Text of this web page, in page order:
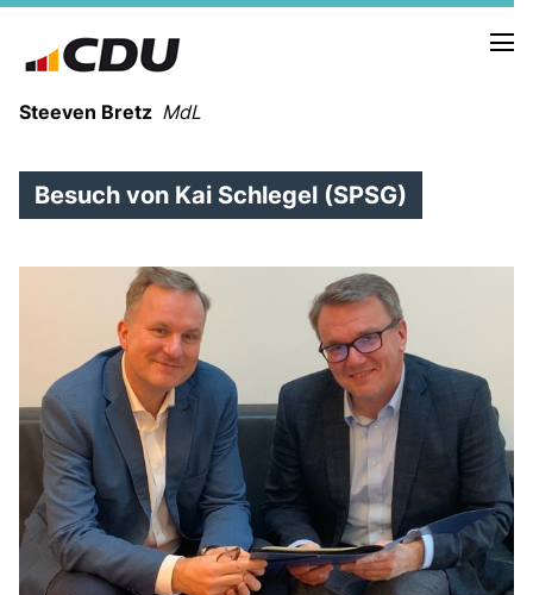
Steeven Bretz MdL
WAHLKREISBESUCHE
PRESSEFOTOS
MEIN BÜRGERBÜRO
MEIN WAHLKREIS
ZIELE
Redebeiträge
Anträge CDU
Kleine Anfragen
Besuch von Kai Schlegel (SPSG)